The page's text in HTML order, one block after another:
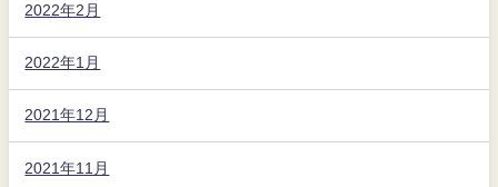
2022年2月
2022年1月
2021年12月
2021年11月